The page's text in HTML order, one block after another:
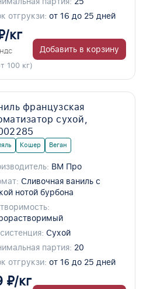
отгрукзи: от 16 до 25 дней
кг
100 кг)
Добавить в корзину
французская
сухой,
Кошер Веган
ВМ Про
Сливочная ваниль с
нотой бурбона
Сухой
партия: 20
отгрукзи: от 16 до 25 дней
₽/кг